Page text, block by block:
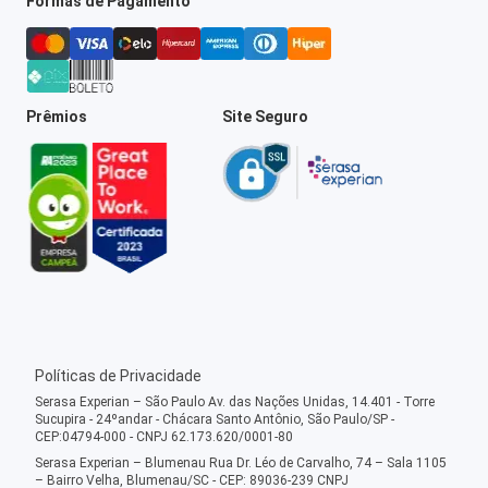
Prêmios Site Seguro
Políticas de Privacidade
Serasa Experian – São Paulo Av. das Nações Unidas, 14.401 - Torre
Sucupira - 24ºandar - Chácara Santo Antônio, São Paulo/SP -
CEP:04794-000 - CNPJ 62.173.620/0001-80
Serasa Experian – Blumenau Rua Dr. Léo de Carvalho, 74 – Sala 1105
– Bairro Velha, Blumenau/SC - CEP: 89036-239 CNPJ